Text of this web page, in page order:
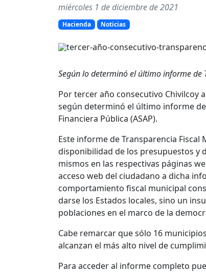
miércoles 1 de diciembre de 2021
Hacienda Noticias
Según lo determinó el último informe de
Por tercer año consecutivo Chivilcoy
según determinó el último informe
Financiera Pública (ASAP).
Este informe de Transparencia
disponibilidad de los presupuestos y
mismos en las respectivas páginas
acceso web del ciudadano a dicha
comportamiento fiscal municipal
darse los Estados locales, sino un
poblaciones en el marco de la
Cabe remarcar que sólo 16
alcanzan el más alto nivel de
Para acceder al informe completo